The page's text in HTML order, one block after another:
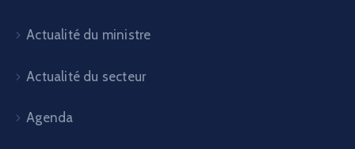
Actualité du ministre
Actualité du secteur
Agenda